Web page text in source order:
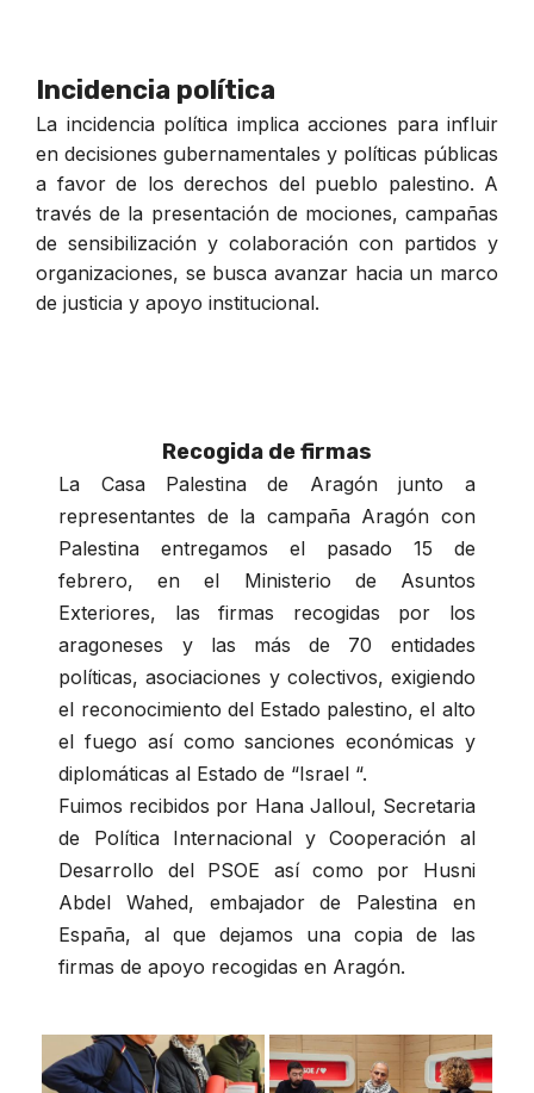
Incidencia política
La incidencia política implica acciones para influir
en decisiones gubernamentales y políticas públicas
a favor de los derechos del pueblo palestino. A
través de la presentación de mociones, campañas
de sensibilización y colaboración con partidos y
organizaciones, se busca avanzar hacia un marco
de justicia y apoyo institucional.
Recogida de firmas
La Casa Palestina de Aragón junto a
representantes de la campaña Aragón con
Palestina entregamos el pasado 15 de
febrero, en el Ministerio de Asuntos
Exteriores, las firmas recogidas por los
aragoneses y las más de 70 entidades
políticas, asociaciones y colectivos, exigiendo
el reconocimiento del Estado palestino, el alto
el fuego así como sanciones económicas y
diplomáticas al Estado de “Israel “.
Fuimos recibidos por Hana Jalloul, Secretaria
de Política Internacional y Cooperación al
Desarrollo del PSOE así como por Husni
Abdel Wahed, embajador de Palestina en
España, al que dejamos una copia de las
firmas de apoyo recogidas en Aragón.